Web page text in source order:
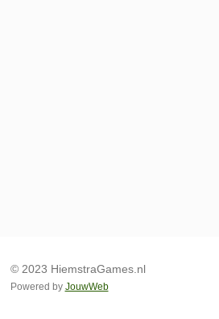
© 2023 HiemstraGames.nl
Powered by JouwWeb